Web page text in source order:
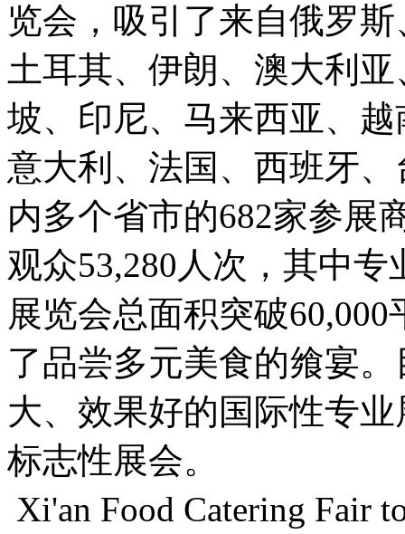
览会，吸引了来自俄罗
土耳其、伊朗、澳大利
坡、印尼、马来西亚、
意大利、法国、西班牙
内多个省市的682家参展
观众53,280人次，其中
展览会总面积突破
了品尝多元美食的飨宴
大、效果好的国际性专
标志性展会。
Xi'an Food Catering Fair